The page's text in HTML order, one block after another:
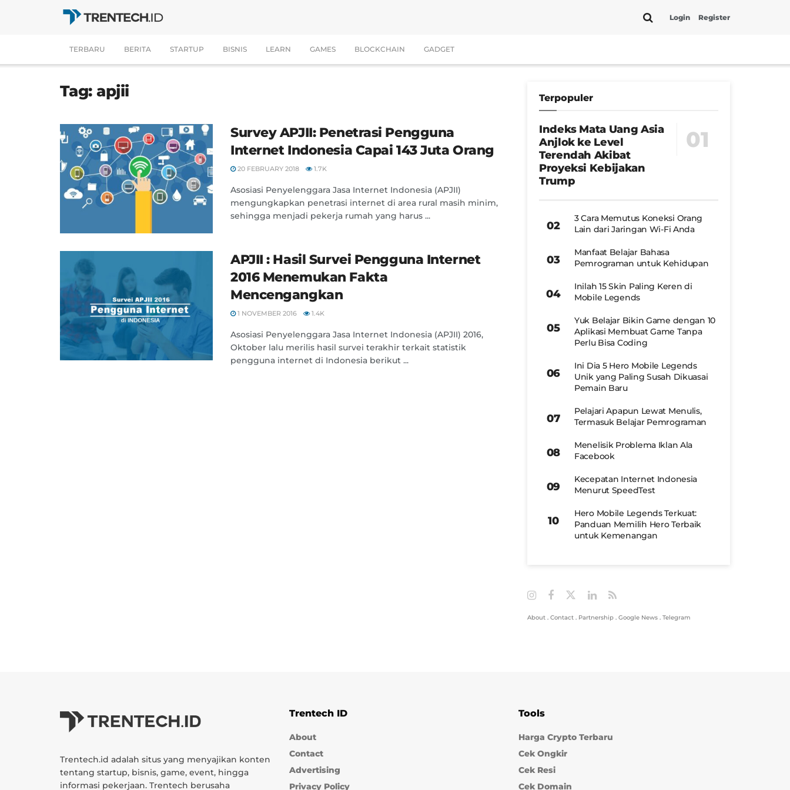
Login Register
TERBARU BERITA STARTUP BISNIS LEARN GAMES BLOCKCHAIN GADGET
Tag:apjii
Survey APJII: Penetrasi Pengguna
Internet Indonesia Capai 143 Juta Orang
20 FEBRUARY 2018 1.7K
Asosiasi Penyelenggara Jasa Internet Indonesia (APJII)
mengungkapkan penetrasi internet di area rural masih minim,
sehingga menjadi pekerja rumah yang harus ...
APJII : Hasil Survei Pengguna Internet
2016 Menemukan Fakta
Mencengangkan
1 NOVEMBER 2016 1.4K
Asosiasi Penyelenggara Jasa Internet Indonesia (APJII) 2016,
Oktober lalu merilis hasil survei terakhir terkait statistik
pengguna internet di Indonesia berikut ...
Terpopuler
Indeks Mata Uang Asia
Anjlok ke Level
Terendah Akibat
Proyeksi Kebijakan
Trump
3 Cara Memutus Koneksi Orang
Lain dari Jaringan Wi-Fi Anda
Manfaat Belajar Bahasa
Pemrograman untuk Kehidupan
Inilah 15 Skin Paling Keren di
Mobile Legends
Yuk Belajar Bikin Game dengan 10
Aplikasi Membuat Game Tanpa
Perlu Bisa Coding
Ini Dia 5 Hero Mobile Legends
Unik yang Paling Susah Dikuasai
Pemain Baru
Pelajari Apapun Lewat Menulis,
Termasuk Belajar Pemrograman
Menelisik Problema Iklan Ala
Facebook
Kecepatan Internet Indonesia
Menurut SpeedTest
Hero Mobile Legends Terkuat:
Panduan Memilih Hero Terbaik
untuk Kemenangan
About . Contact . Partnership . Google News . Telegram
Trentech.id adalah situs yang menyajikan konten
tentang startup, bisnis, game, event, hingga
informasi pekerjaan. Trentech berusaha
Trentech ID
About
Contact
Advertising
Privacy Policy
Tools
Harga Crypto Terbaru
Cek Ongkir
Cek Resi
Cek Domain